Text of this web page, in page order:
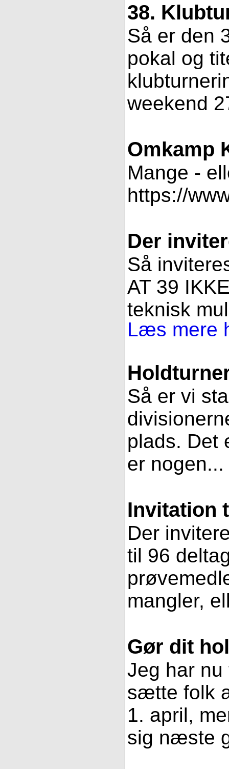
38.
Så er den
pokal og
weekend
Omkamp
Mange -
https://
Der
Så
AT 39
teknisk
Læs mere
Så er vi
plads. Det
er nogen...
Invitation
Der
til 96
mangler,
Gør dit
Jeg har
sætte folk
1. april,
sig næste